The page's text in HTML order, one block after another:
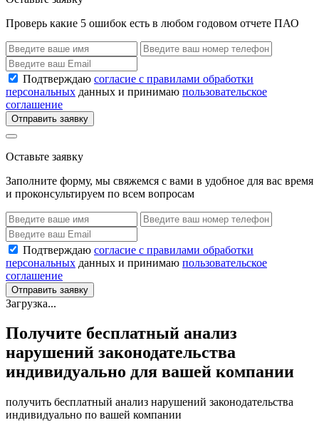
Проверь какие 5 ошибок есть в любом годовом отчете ПАО
Подтверждаю согласие с правилами обработки
персональных данных и принимаю пользовательское
соглашение
Отправить заявку
Оставьте заявку
Заполните форму, мы свяжемся с вами в удобное для вас время
и проконсультируем по всем вопросам
Подтверждаю согласие с правилами обработки
персональных данных и принимаю пользовательское
соглашение
Отправить заявку
Загрузка...
Получите бесплатный анализ
нарушений законодательства
индивидуально для вашей компании
получить бесплатный анализ нарушений законодательства
индивидуально по вашей компании